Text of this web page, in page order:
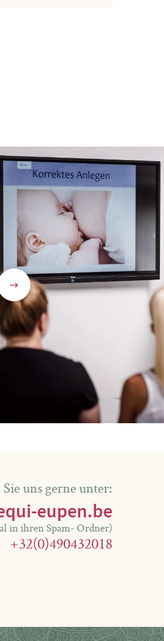
uns gerne unter:
eupen.be
in ihren Spam- Ordner)
+32(0)490432018